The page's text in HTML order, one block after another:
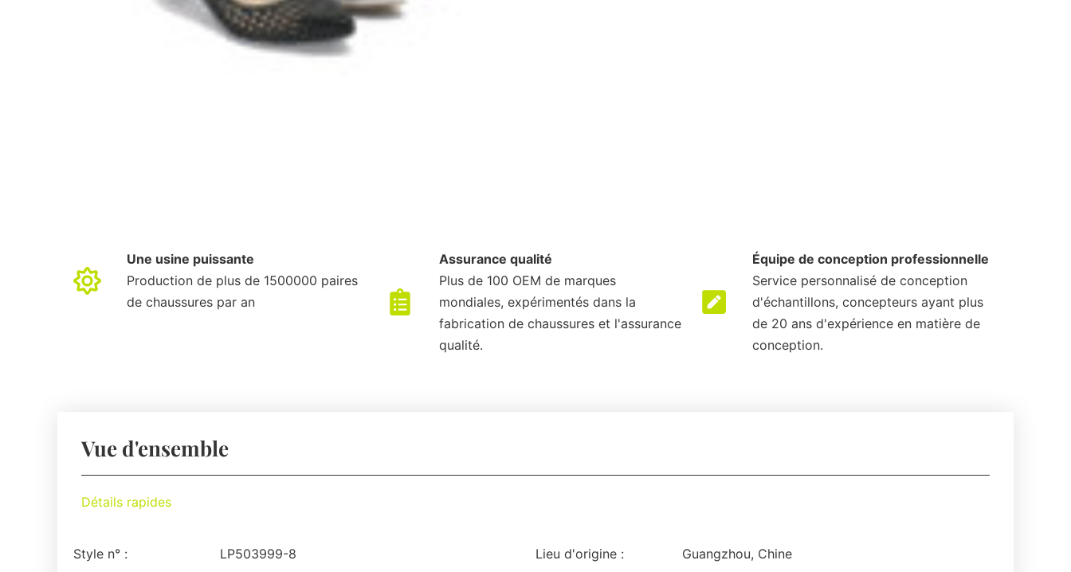
Une usine puissante
Production de plus de 1500000 paires
de chaussures par an
Assurance qualité
Plus de 100 OEM de marques
mondiales, expérimentés dans la
fabrication de chaussures et l'assurance
qualité.
Équipe de conception professionnelle
Service personnalisé de conception
d'échantillons, concepteurs ayant plus
de 20 ans d'expérience en matière de
conception.
Vue d'ensemble
Détails rapides
Style n° : LP503999-8 Lieu d'origine : Guangzhou, Chine